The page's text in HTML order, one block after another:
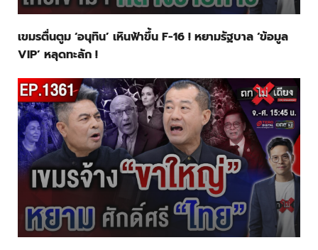
เขมรตื่นตูม ‘อนุทิน’ เหินฟ้าขึ้น F-16 ! หยามรัฐบาล ‘ข้อมูล
VIP’ หลุดทะลัก !